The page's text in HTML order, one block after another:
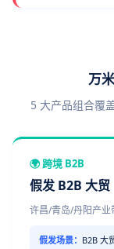
万
5 大产品组合覆
🌍 跨境 B2B
假发 B2B 大贸
许昌/青岛/丹阳产
假发场景： B2B 大